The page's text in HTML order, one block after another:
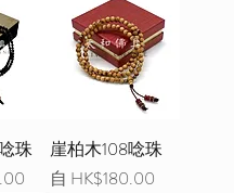
珠
崖柏木108唸珠
自 HK$180.00
促銷價格